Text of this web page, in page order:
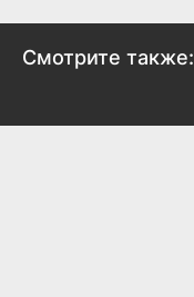
Смотрите также: